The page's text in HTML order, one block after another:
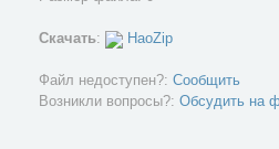
Скачать: HaoZip
Файл недоступен?: Сообщить
Возникли вопросы?: Обсудить на